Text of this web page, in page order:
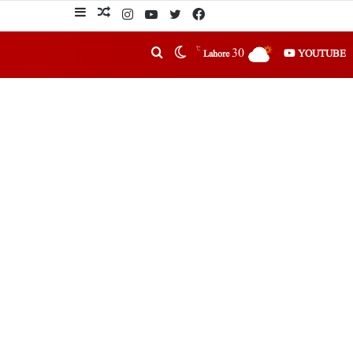
YOUTUBE
Lahore30
℃